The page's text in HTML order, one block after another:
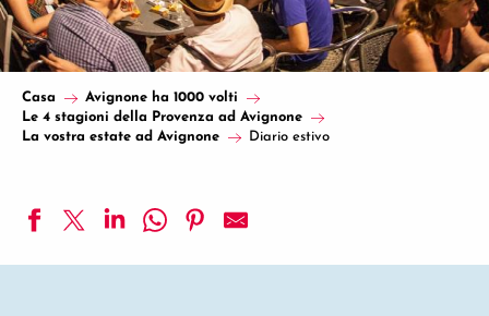
Casa
Avignone ha 1000 volti
Le 4 stagioni della Provenza ad Avignone
La vostra estate ad Avignone
Diario estivo